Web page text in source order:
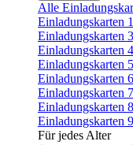
Alle
Einladungskarten
Einladungskarten
Einladungskarten
Einladungskarten
Einladungskarten
Einladungskarten
Einladungskarten
Einladungskarten
Für jedes Alter